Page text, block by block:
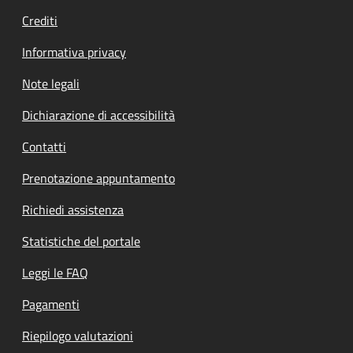
Crediti
Informativa privacy
Note legali
Dichiarazione di accessibilità
Contatti
Prenotazione appuntamento
Richiedi assistenza
Statistiche del portale
Leggi le FAQ
Pagamenti
Riepilogo valutazioni